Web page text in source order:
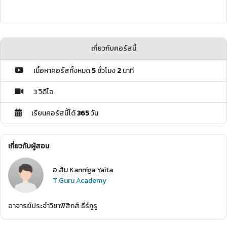
เกี่ยวกับคอร์สนี้
เนื้อหาคอร์สทั้งหมด5ชั่วโมง2นาที
3 วิดีโอ
เรียนคอร์สนี้ได้365วัน
เกี่ยวกับผู้สอน
อ.ส้ม Kanniga Yaita
T.Guru Academy
อาจารย์ประจำวิชาฟิสิกส์ ธีร์กูรู